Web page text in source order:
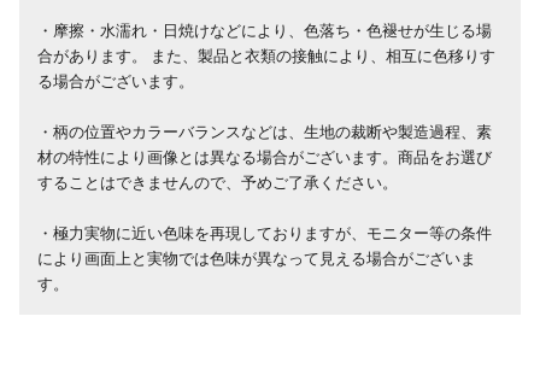
・摩擦・水濡れ・日焼けなどにより、色落ち・色褪せが生じる場
合があります。 また、製品と衣類の接触により、相互に色移りす
る場合がございます。
・柄の位置やカラーバランスなどは、生地の裁断や製造過程、素
材の特性により画像とは異なる場合がございます。商品をお選び
することはできませんので、予めご了承ください。
・極力実物に近い色味を再現しておりますが、モニター等の条件
により画面上と実物では色味が異なって見える場合がございま
す。